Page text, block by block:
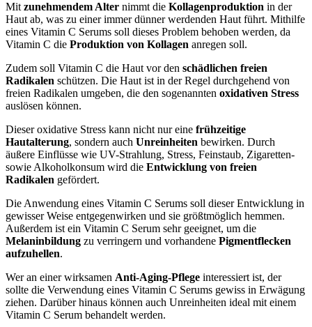
Mit zunehmendem Alter nimmt die Kollagenproduktion in der
Haut ab, was zu einer immer dünner werdenden Haut führt. Mithilfe
eines Vitamin C Serums soll dieses Problem behoben werden, da
Vitamin C die Produktion von Kollagen anregen soll.
Zudem soll Vitamin C die Haut vor den schädlichen freien
Radikalen schützen. Die Haut ist in der Regel durchgehend von
freien Radikalen umgeben, die den sogenannten oxidativen Stress
auslösen können.
Dieser oxidative Stress kann nicht nur eine frühzeitige
Hautalterung, sondern auch Unreinheiten bewirken. Durch
äußere Einflüsse wie UV-Strahlung, Stress, Feinstaub, Zigaretten-
sowie Alkoholkonsum wird die Entwicklung von freien
Radikalen gefördert.
Die Anwendung eines Vitamin C Serums soll dieser Entwicklung in
gewisser Weise entgegenwirken und sie größtmöglich hemmen.
Außerdem ist ein Vitamin C Serum sehr geeignet, um die
Melaninbildung zu verringern und vorhandene Pigmentflecken
aufzuhellen.
Wer an einer wirksamen Anti-Aging-Pflege interessiert ist, der
sollte die Verwendung eines Vitamin C Serums gewiss in Erwägung
ziehen. Darüber hinaus können auch Unreinheiten ideal mit einem
Vitamin C Serum behandelt werden.